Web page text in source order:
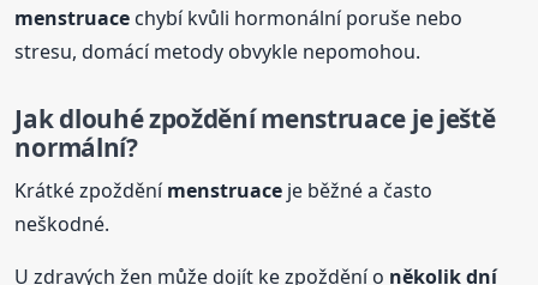
menstruace chybí kvůli hormonální poruše nebo
stresu, domácí metody obvykle nepomohou.
Jak dlouhé zpožděnímenstruace je ještě
normální?
Krátké zpožděnímenstruace je běžné a často
neškodné.
U zdravých žen může dojít ke zpoždění o několik dní